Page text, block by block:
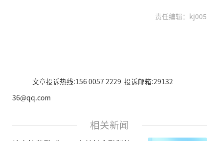
责任编辑：kj005
文章投诉热线:156 0057 2229 投诉邮箱:29132
36@qq.com
相关新闻